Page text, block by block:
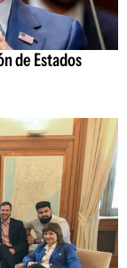
de Estados